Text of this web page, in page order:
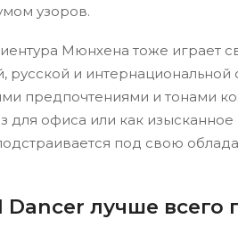
узоров.
Мюнхена тоже играет
русской и
предпочтениями и тонами
для офиса или как
под свою
лучше всего